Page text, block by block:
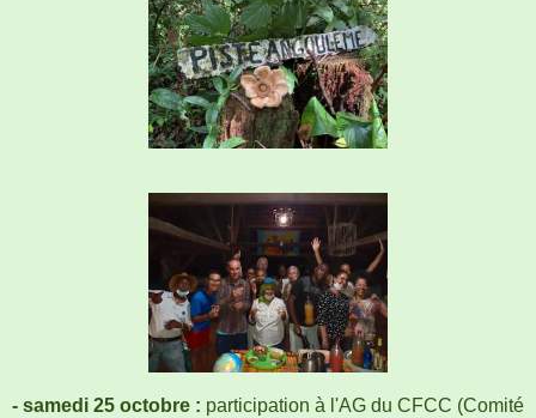
- samedi 25 octobre : participation à l'AG du CFCC (Comité